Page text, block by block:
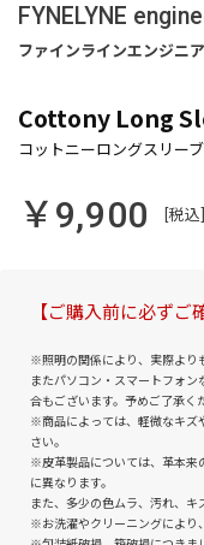
FYNELYNE
Cottony Long
￥9,900 [税込]
【ご購入前に必ずご
※照明の関係により、実際より
またパソコン・スマートフォ
合もございます。予めご了承く
※商品によっては、軽微なキズ
さい。
※皮革製品については、革本来
に異なります。
また、多少の色ムラ、汚れ、キ
※お洗濯やクリーニングにより